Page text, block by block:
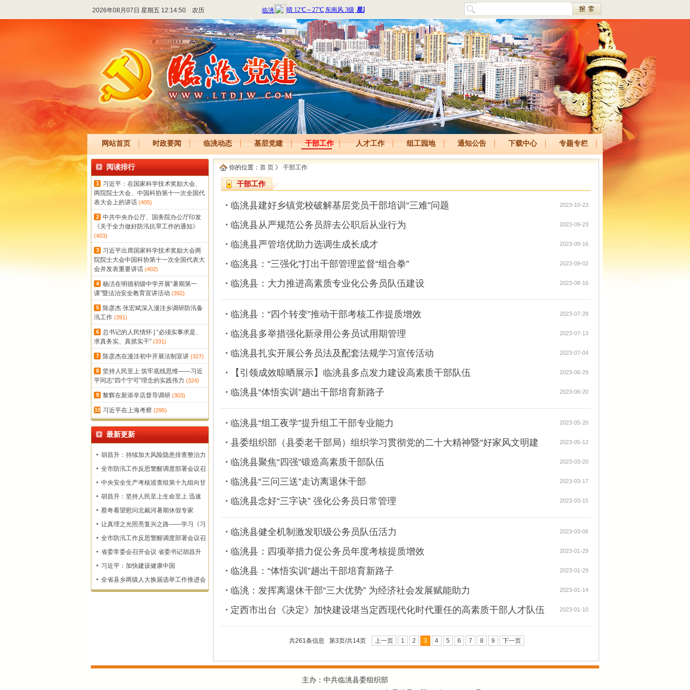
2026年08月07日 星期五 12:14:50 农历
网站首页 时政要闻 临洮动态 基层党建 干部工作 人才工作 组工园地 通知公告 下载中心 专题专栏
阅读排行
1
习近平：在国家科学技术奖励大会、
两院院士大会、中国科协第十一次全国代
表大会上的讲话 (405)
2
中共中央办公厅、国务院办公厅印发
《关于全力做好防汛抗旱工作的通知》
(403)
3
习近平出席国家科学技术奖励大会两
院院士大会中国科协第十一次全国代表大
会并发表重要讲话 (402)
4
杨洁在明德初级中学开展“暑期第一
课”暨法治安全教育宣讲活动 (392)
5
陈彦杰 张宏斌深入漫洼乡调研防汛备
汛工作 (391)
6
总书记的人民情怀 | “必须实事求是、
求真务实、真抓实干” (331)
7 陈彦杰在漫洼初中开展法制宣讲 (327)
8
坚持人民至上 筑牢底线思维——习近
平同志“四个宁可”理念的实践伟力 (324)
9 黎辉在新添辛店督导调研 (303)
10 习近平在上海考察 (295)
最新更新
胡昌升：持续加大风险隐患排查整治力
度 确保监测预警和群众转移避险到位
全市防汛工作反思警醒调度部署会议召
开
中央安全生产考核巡查组第十九组向甘
肃省反馈明查暗访情况
胡昌升：坚持人民至上生命至上 迅速
查漏补缺固强补弱 坚决维护人民群众
蔡奇看望慰问北戴河暑期休假专家
让真理之光照亮复兴之路——学习《习
近平谈治国理政》第一至五卷
全市防汛工作反思警醒调度部署会议召
开
省委常委会召开会议 省委书记胡昌升
主持
习近平：加快建设健康中国
全省县乡两级人大换届选举工作推进会
召开
你的位置： 首 页 》 干部工作
干部工作
2023-10-23
临洮县建好乡镇党校破解基层党员干部培训“三难”问题
2023-09-23
临洮县从严规范公务员辞去公职后从业行为
2023-09-16
临洮县严管培优助力选调生成长成才
2023-09-02
临洮县：“三强化”打出干部管理监督“组合拳”
2023-08-16
临洮县：大力推进高素质专业化公务员队伍建设
2023-07-28
临洮县：“四个转变”推动干部考核工作提质增效
2023-07-13
临洮县多举措强化新录用公务员试用期管理
2023-07-04
临洮县扎实开展公务员法及配套法规学习宣传活动
2023-06-29
【引领成效晾晒展示】临洮县多点发力建设高素质干部队伍
2023-06-20
临洮县“体悟实训”趟出干部培育新路子
2023-05-20
临洮县“组工夜学”提升组工干部专业能力
2023-05-12
县委组织部（县委老干部局）组织学习贯彻党的二十大精神暨“好家风文明建
2023-03-20
临洮县聚焦“四强”锻造高素质干部队伍
2023-03-17
临洮县“三问三送”走访离退休干部
2023-03-15
临洮县念好“三字诀” 强化公务员日常管理
2023-03-06
临洮县健全机制激发职级公务员队伍活力
2023-01-29
临洮县：四项举措力促公务员年度考核提质增效
2023-01-29
临洮县：“体悟实训”趟出干部培育新路子
2023-01-14
临洮：发挥离退休干部“三大优势” 为经济社会发展赋能助力
2023-01-10
定西市出台《决定》加快建设堪当定西现代化时代重任的高素质干部人才队伍
共261条信息 第3页/共14页 上一页 1 2 3 4 5 6 7 8 9 下一页
主办：中共临洮县委组织部